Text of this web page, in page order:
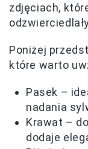
zdjęciach,
Poniżej
które warto
Pasek –
nadania
Krawat –
dodaje